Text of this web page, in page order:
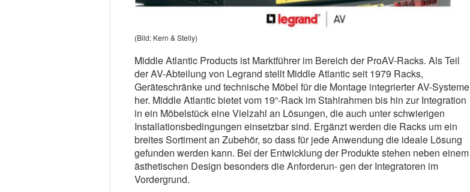
(Bild: Kern & Stelly)
Middle Atlantic Products ist Marktführer im Bereich der ProAV-Racks. Als Teil
der AV-Abteilung von Legrand stellt Middle Atlantic seit 1979 Racks,
Geräteschränke und technische Möbel für die Montage integrierter AV-Systeme
her. Middle Atlantic bietet vom 19“-Rack im Stahlrahmen bis hin zur Integration
in ein Möbelstück eine Vielzahl an Lösungen, die auch unter schwierigen
Installationsbedingungen einsetzbar sind. Ergänzt werden die Racks um ein
breites Sortiment an Zubehör, so dass für jede Anwendung die ideale Lösung
gefunden werden kann. Bei der Entwicklung der Produkte stehen neben einem
ästhetischen Design besonders die Anforderun- gen der Integratoren im
Vordergrund.